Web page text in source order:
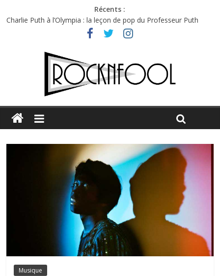
Récents :
Charlie Puth à l’Olympia : la leçon de pop du Professeur Puth
Festival Triptyque : un nouveau festival de musique indépendant
Hellfest 2026 vendredi : température et émotions en hausse
Hellfest 2026 jeudi : impossible de choisir entre chaleur et bonne
Première édition du Midgard Festival : entre bière, métal et
Musique